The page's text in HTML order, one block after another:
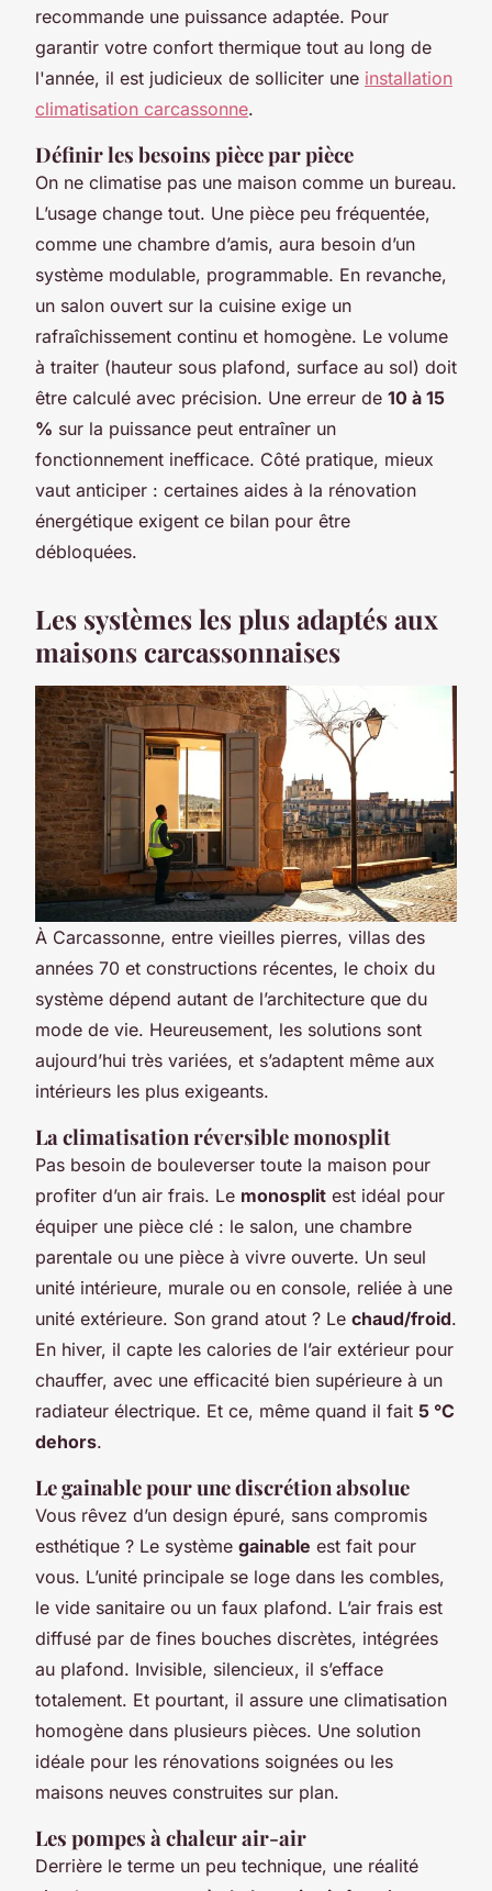
recommande une puissance adaptée. Pour
garantir votre confort thermique tout au long de
l'année, il est judicieux de solliciter une installation
climatisation carcassonne.
Définir les besoins pièce par pièce
On ne climatise pas une maison comme un bureau.
L’usage change tout. Une pièce peu fréquentée,
comme une chambre d’amis, aura besoin d’un
système modulable, programmable. En revanche,
un salon ouvert sur la cuisine exige un
rafraîchissement continu et homogène. Le volume
à traiter (hauteur sous plafond, surface au sol) doit
être calculé avec précision. Une erreur de 10 à 15
% sur la puissance peut entraîner un
fonctionnement inefficace. Côté pratique, mieux
vaut anticiper : certaines aides à la rénovation
énergétique exigent ce bilan pour être
débloquées.
Les systèmes les plus adaptés aux
maisons carcassonnaises
À Carcassonne, entre vieilles pierres, villas des
années 70 et constructions récentes, le choix du
système dépend autant de l’architecture que du
mode de vie. Heureusement, les solutions sont
aujourd’hui très variées, et s’adaptent même aux
intérieurs les plus exigeants.
La climatisation réversible monosplit
Pas besoin de bouleverser toute la maison pour
profiter d’un air frais. Le monosplit est idéal pour
équiper une pièce clé : le salon, une chambre
parentale ou une pièce à vivre ouverte. Un seul
unité intérieure, murale ou en console, reliée à une
unité extérieure. Son grand atout ? Le chaud/froid.
En hiver, il capte les calories de l’air extérieur pour
chauffer, avec une efficacité bien supérieure à un
radiateur électrique. Et ce, même quand il fait 5 °C
dehors.
Le gainable pour une discrétion absolue
Vous rêvez d’un design épuré, sans compromis
esthétique ? Le système gainable est fait pour
vous. L’unité principale se loge dans les combles,
le vide sanitaire ou un faux plafond. L’air frais est
diffusé par de fines bouches discrètes, intégrées
au plafond. Invisible, silencieux, il s’efface
totalement. Et pourtant, il assure une climatisation
homogène dans plusieurs pièces. Une solution
idéale pour les rénovations soignées ou les
maisons neuves construites sur plan.
Les pompes à chaleur air-air
Derrière le terme un peu technique, une réalité